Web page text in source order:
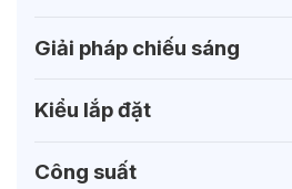
Giải pháp chiếu sáng
Kiểu lắp đặt
Công suất